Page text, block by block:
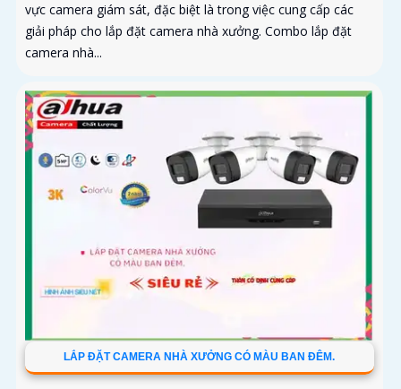
vực camera giám sát, đặc biệt là trong việc cung cấp các
giải pháp cho lắp đặt camera nhà xưởng. Combo lắp đặt
camera nhà...
LẮP ĐẶT CAMERA NHÀ XƯỞNG CÓ MÀU BAN ĐÊM.